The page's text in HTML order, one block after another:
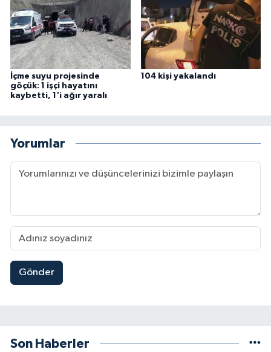
İçme suyu projesinde
göçük: 1 işçi hayatını
kaybetti, 1'i ağır yaralı
104 kişi yakalandı
Yorumlar
Gönder
Son Haberler